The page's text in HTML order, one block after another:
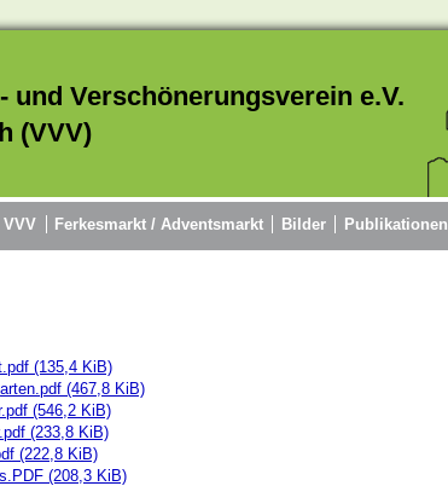
und Verschönerungsverein e.V.
(VVV)
VVV Ferkesmarkt / Adventsmarkt Bilder Publikationen
(135,4 KiB)
(467,8 KiB)
(546,2 KiB)
(233,8 KiB)
(222,8 KiB)
(208,3 KiB)